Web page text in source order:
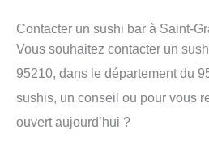
Contacter un sushi bar à Saint-
Vous souhaitez contacter un
95210, dans le département du
sushis, un conseil ou pour vous
ouvert aujourd’hui ?